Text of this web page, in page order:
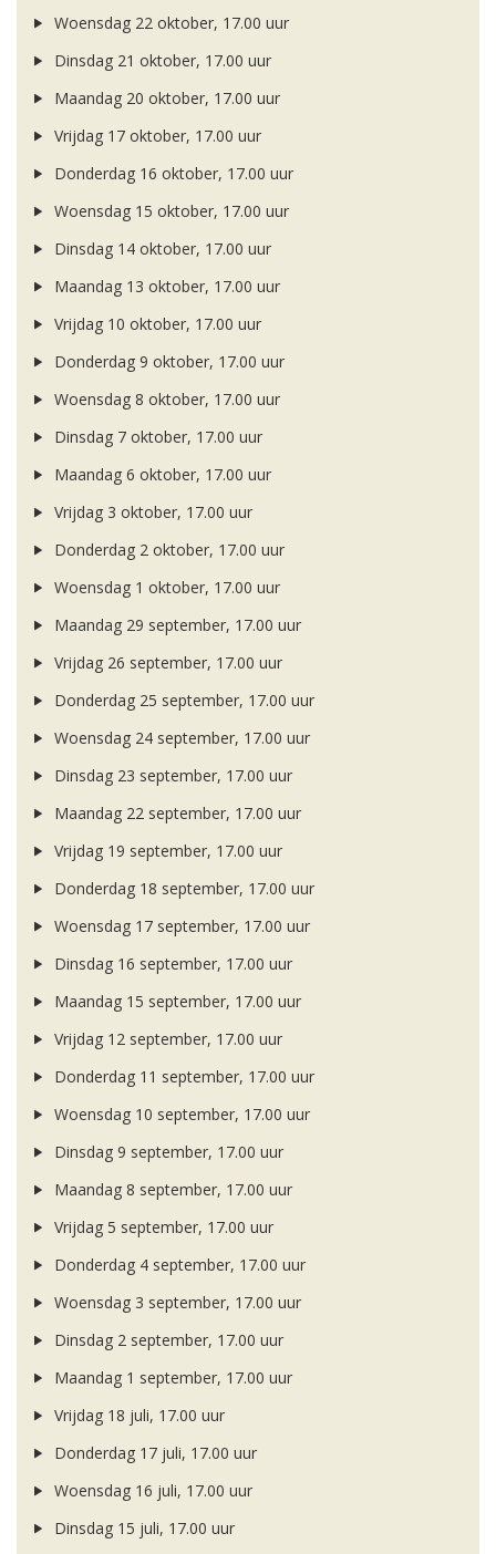
Woensdag 22 oktober, 17.00 uur
Dinsdag 21 oktober, 17.00 uur
Maandag 20 oktober, 17.00 uur
Vrijdag 17 oktober, 17.00 uur
Donderdag 16 oktober, 17.00 uur
Woensdag 15 oktober, 17.00 uur
Dinsdag 14 oktober, 17.00 uur
Maandag 13 oktober, 17.00 uur
Vrijdag 10 oktober, 17.00 uur
Donderdag 9 oktober, 17.00 uur
Woensdag 8 oktober, 17.00 uur
Dinsdag 7 oktober, 17.00 uur
Maandag 6 oktober, 17.00 uur
Vrijdag 3 oktober, 17.00 uur
Donderdag 2 oktober, 17.00 uur
Woensdag 1 oktober, 17.00 uur
Maandag 29 september, 17.00 uur
Vrijdag 26 september, 17.00 uur
Donderdag 25 september, 17.00 uur
Woensdag 24 september, 17.00 uur
Dinsdag 23 september, 17.00 uur
Maandag 22 september, 17.00 uur
Vrijdag 19 september, 17.00 uur
Donderdag 18 september, 17.00 uur
Woensdag 17 september, 17.00 uur
Dinsdag 16 september, 17.00 uur
Maandag 15 september, 17.00 uur
Vrijdag 12 september, 17.00 uur
Donderdag 11 september, 17.00 uur
Woensdag 10 september, 17.00 uur
Dinsdag 9 september, 17.00 uur
Maandag 8 september, 17.00 uur
Vrijdag 5 september, 17.00 uur
Donderdag 4 september, 17.00 uur
Woensdag 3 september, 17.00 uur
Dinsdag 2 september, 17.00 uur
Maandag 1 september, 17.00 uur
Vrijdag 18 juli, 17.00 uur
Donderdag 17 juli, 17.00 uur
Woensdag 16 juli, 17.00 uur
Dinsdag 15 juli, 17.00 uur